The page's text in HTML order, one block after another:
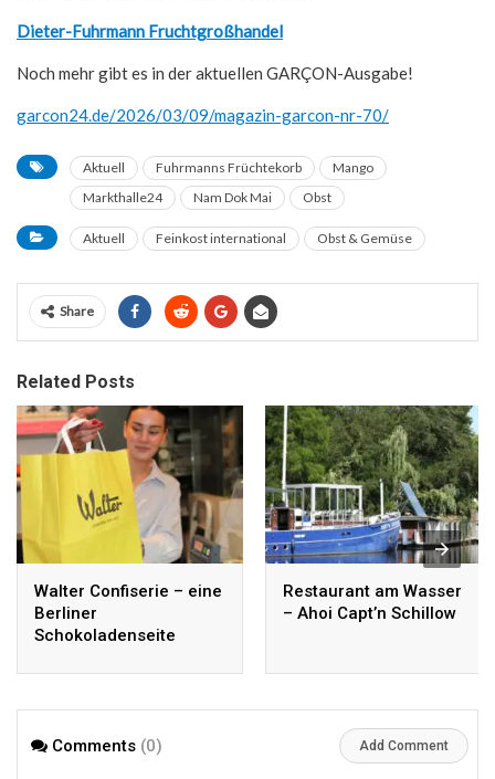
Dieter-Fuhrmann Fruchtgroßhandel
Noch mehr gibt es in der aktuellen GARÇON-Ausgabe!
garcon24.de/2026/03/09/magazin-garcon-nr-70/
Aktuell Fuhrmanns Früchtekorb
Mango
Markthalle24
Nam Dok Mai Obst
Aktuell Feinkost international Obst & Gemüse
Share
Related Posts
Walter Confiserie – eine
Berliner
Schokoladenseite
Restaurant am Wasser
– Ahoi Capt’n Schillow
Comments (0) Add Comment